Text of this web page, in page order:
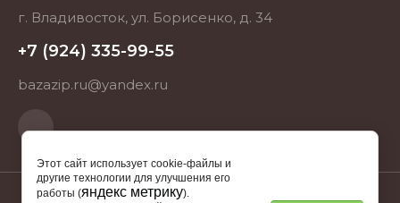
г. Владивосток, ул. Борисенко, д. 34
+7 (924) 335-99-55
bazazip.ru@yandex.ru
Этот сайт использует cookie-файлы и
другие технологии для улучшения его
работы (яндекс метрику).